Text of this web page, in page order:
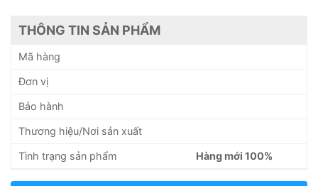
THÔNG TIN SẢN PHẨM
Mã hàng
Đơn vị
Bảo hành
Thương hiệu/Nơi sản xuất
Tình trạng sản phẩm Hàng mới 100%